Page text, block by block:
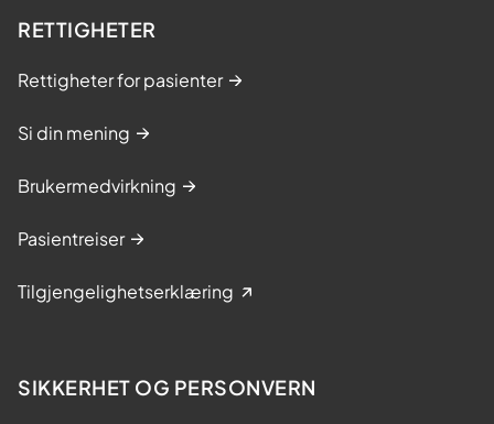
RETTIGHETER
Rettigheter for pasienter
Si din mening
Brukermedvirkning
Pasientreiser
Tilgjengelighetserklæring
SIKKERHET OG PERSONVERN